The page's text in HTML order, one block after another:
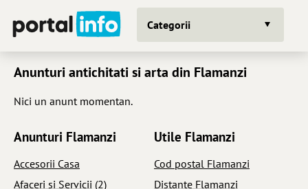
Categorii
Anunturi antichitati si arta din Flamanzi
Nici un anunt momentan.
Anunturi Flamanzi
Accesorii Casa
Afaceri si Servicii (2)
Utile Flamanzi
Cod postal Flamanzi
Distante Flamanzi